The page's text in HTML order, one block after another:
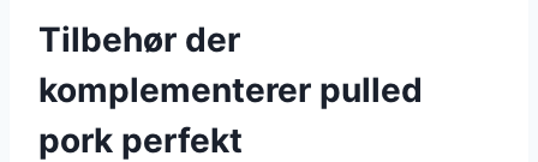
Tilbehør der
komplementerer pulled
pork perfekt